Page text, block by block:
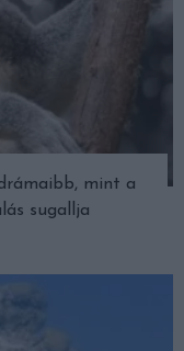
mint a
sugallja